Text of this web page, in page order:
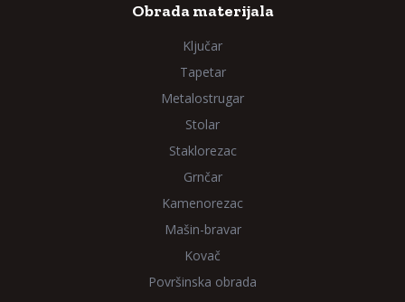
Obrada materijala
Ključar
Tapetar
Metalostrugar
Stolar
Staklorezac
Grnčar
Kamenorezac
Mašin-bravar
Kovač
Površinska obrada